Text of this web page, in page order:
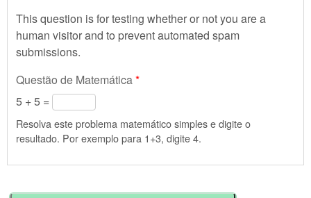
This question is for testing whether or not you are a
human visitor and to prevent automated spam
submissions.
Questão de Matemática*
5 + 5 =
Resolva este problema matemático simples e digite o
resultado. Por exemplo para 1+3, digite 4.